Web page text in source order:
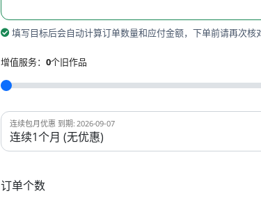
填写目标后会自动计算订单数量和应付金额，下单前请再次核
增值服务： 0个旧作品
连续包月优惠 到期: 2026-09-07
订单个数